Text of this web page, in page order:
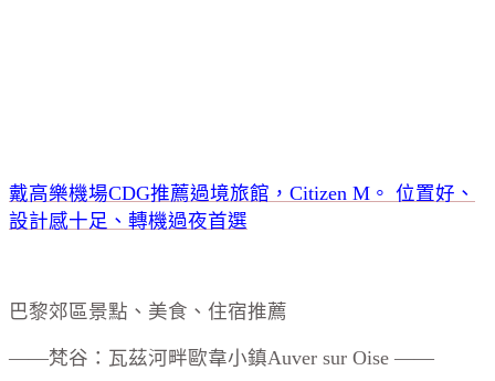
戴高樂機場CDG推薦過境旅館，Citizen M。 位置好、
設計感十足、轉機過夜首選
巴黎郊區景點、美食、住宿推薦
——梵谷：瓦茲河畔歐韋小鎮Auver sur Oise ——